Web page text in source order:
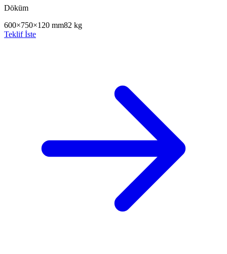
Döküm
600×750×120 mm82 kg
Teklif İste